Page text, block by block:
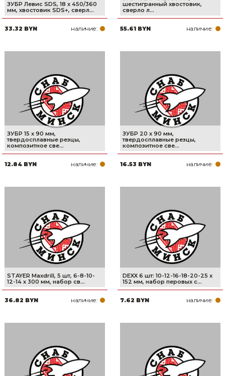
ЗУБР Левис SDS, 18 x 450/360
мм, хвостовик SDS+, cверл...
33.32 BYN наличие:
шестигранный хвостовик,
cверло л...
55.61 BYN наличие:
ЗУБР 15 x 90 мм,
твердосплавные резцы,
композитное cве...
12.84 BYN наличие:
ЗУБР 20 x 90 мм,
твердосплавные резцы,
композитное cве...
16.53 BYN наличие:
STAYER Maxdrill, 5 шт, 6-8-10-
12-14 х 300 мм, набор св...
36.82 BYN наличие:
DEXX 6 шт: 10-12-16-18-20-25 x
152 мм, набор перовых с...
7.62 BYN наличие: